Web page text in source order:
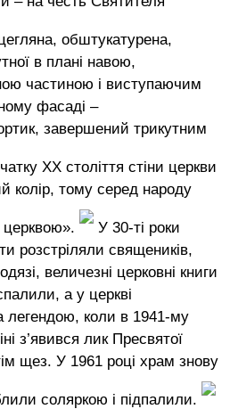
обштукатурена,
в плані навою,
частиною і виступаючим
фасаді –
завершений трикутним
ХХ століття стіни церкви
колір, тому серед народу
церквою».
У 30-ті роки
розстріляли священиків,
величезні церковні книги
а у церкві
легендою, коли в 1941-му
з’явився лик Пресвятої
щез. У 1961 році храм знову
соляркою і підпалили.